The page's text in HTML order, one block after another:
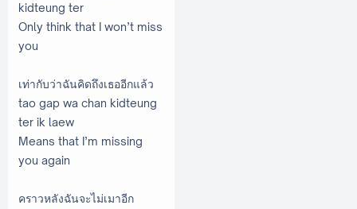
kidteung ter
Only think that I won’t miss
you
เท่ากับว่าฉันคิดถึงเธออีกแล้ว
tao gap wa chan kidteung
ter ik laew
Means that I’m missing
you again
คราวหลังฉันจะไม่เมาอีก